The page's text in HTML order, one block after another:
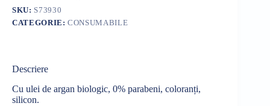
SKU: S73930
CATEGORIE:CONSUMABILE
Descriere
Cu ulei de argan biologic, 0% parabeni, coloranți,
silicon.